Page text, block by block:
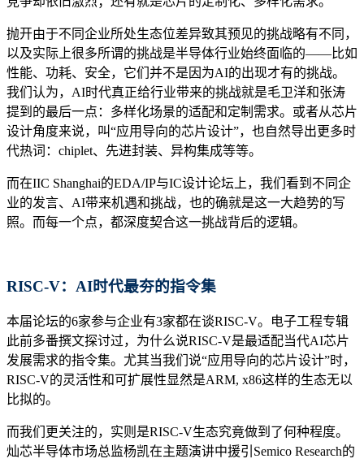
抛开由于不同企业所处生态位差异致其预见的挑战略有不同，
以及实际上很多所谓的挑战是半导体行业始终面临的——比如
性能、功耗、安全，它们并不是因为AI的出现才有的挑战。
我们认为，AI时代真正给行业带来的挑战就是毛卫洋和张涛
提到的最后一点：多样化场景的适配和定制需求。或者从芯片
设计角度来说，叫“应用导向的芯片设计”，也自然导出更多时
代热词：chiplet、先进封装、异构集成等等。
而在IIC Shanghai的EDA/IP与IC设计论坛上，我们看到不同企
业的发言、AI带来机遇和挑战，也的确就是这一大趋势的写
照。而每一个点，都深度契合这一挑战背后的逻辑。
RISC-V：AI时代最夯的指令集
本届论坛的6家参与企业有3家都在谈RISC-V。电子工程专辑
此前多番撰文探讨过，为什么说RISC-V是最适配当代AI芯片
发展需求的指令集。尤其当我们说“应用导向的芯片设计”时，
RISC-V的灵活性和可扩展性显然是ARM, x86这样的生态无以
比拟的。
而我们更关注的，实则是RISC-V生态究竟做到了何种程度。
灿芯半导体市场总监杨凯在主题演讲中援引Semico Research的